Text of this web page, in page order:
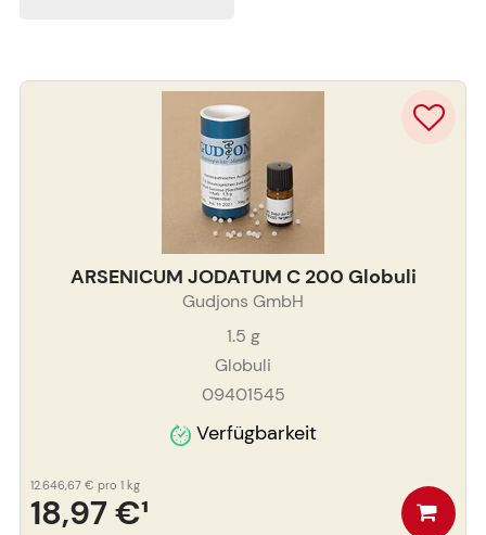
ARSENICUM JODATUM C 200 Globuli
Gudjons GmbH
1.5 g
Globuli
09401545
Verfügbarkeit
18,97 €¹
12.646,67 € pro 1 kg